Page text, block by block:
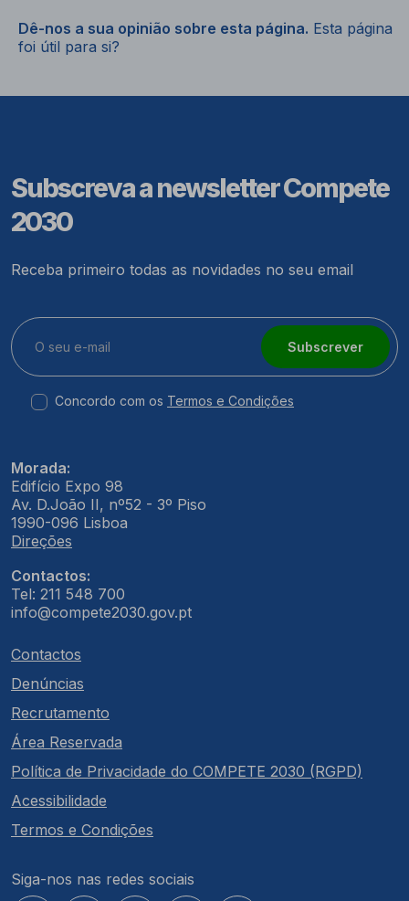
Dê-nos a sua opinião sobre esta página. Esta página
foi útil para si?
Subscreva a newsletter Compete
2030
Receba primeiro todas as novidades no seu email
Subscrever
Concordo com os Termos e Condições
Morada:
Edifício Expo 98
Av. D.João II, nº52 - 3º Piso
1990-096 Lisboa
Direções
Contactos:
Tel: 211 548 700
info@compete2030.gov.pt
Contactos
Denúncias
Recrutamento
Área Reservada
Política de Privacidade do COMPETE 2030 (RGPD)
Acessibilidade
Termos e Condições
Siga-nos nas redes sociais